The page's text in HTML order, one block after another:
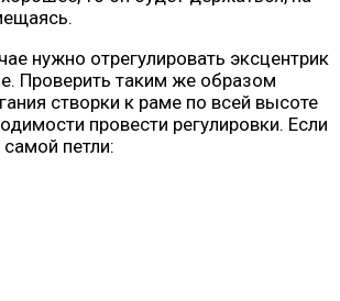
нужно отрегулировать эксцентрик
Проверить таким же образом
створки к раме по всей высоте
провести регулировки. Если
петли: